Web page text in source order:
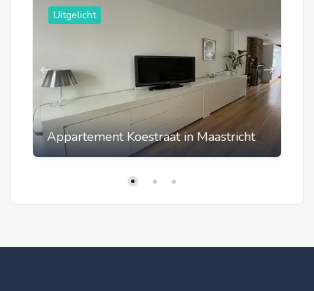
Uitgelicht
Appartement Koestraat in Maastricht